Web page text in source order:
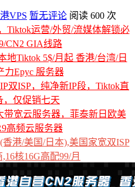
VPS 暂无评论 阅读 600 次
Tiktok运营/外贸/流媒体解锁必
CN2 GIA线路
地Tiktok 5$/月起 香港/台湾/日
力Epyc 服务器
双ISP，纯净新IP段，Tiktok直
，仅促销七天
带宽云服务器，菲泰新日欧美
高频云服务器
香港/美国/日本),美国家宽双ISP
核16G高配99/月